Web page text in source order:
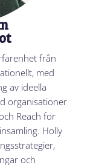
från
med
av ideella
organisationer
Reach for
Holly
och